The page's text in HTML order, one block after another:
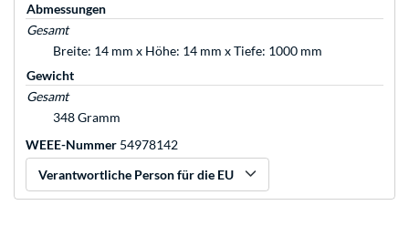
Abmessungen
Gesamt
Breite: 14 mm x Höhe: 14 mm x Tiefe: 1000 mm
Gewicht
Gesamt
348 Gramm
WEEE-Nummer 54978142
Verantwortliche Person für die EU